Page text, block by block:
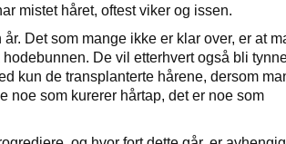
mistet håret, oftest viker og issen.
Det som mange ikke er klar over, er at
De vil etterhvert også bli
kun de transplanterte hårene, dersom
noe som kurerer hårtap, det er noe som